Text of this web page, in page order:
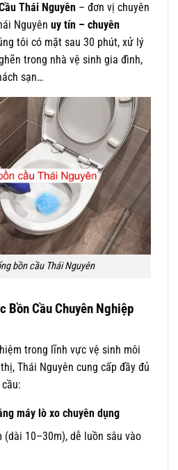
Thái Nguyên – đơn vị chuyên
Nguyên uy tín – chuyên
tôi có mặt sau 30 phút, xử lý
trong nhà vệ sinh gia đình,
sạn…
bồn cầu Thái Nguyên
Bồn Cầu Chuyên Nghiệp
trong lĩnh vực vệ sinh môi
Thái Nguyên cung cấp đầy đủ
máy lò xo chuyên dụng
(dài 10–30m), dễ luồn sâu vào